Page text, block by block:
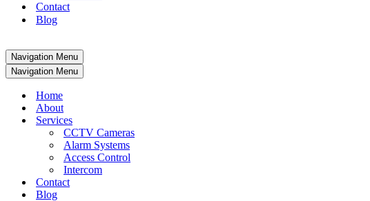
Contact
Blog
Navigation Menu
Navigation Menu
Home
About
Services
CCTV Cameras
Alarm Systems
Access Control
Intercom
Contact
Blog